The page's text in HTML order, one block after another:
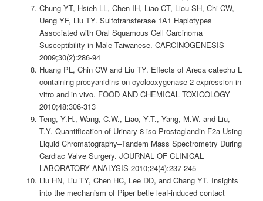
Chung YT, Hsieh LL, Chen IH, Liao CT, Liou SH, Chi CW,
Ueng YF, Liu TY. Sulfotransferase 1A1 Haplotypes
Associated with Oral Squamous Cell Carcinoma
Susceptibility in Male Taiwanese. CARCINOGENESIS
2009;30(2):286-94
Huang PL, Chin CW and Liu TY. Effects of Areca catechu L
containing procyanidins on cyclooxygenase-2 expression in
vitro and in vivo. FOOD AND CHEMICAL TOXICOLOGY
2010;48:306-313
Teng, Y.H., Wang, C.W., Liao, Y.T., Yang, M.W. and Liu,
T.Y. Quantification of Urinary 8-iso-Prostaglandin F2a Using
Liquid Chromatography–Tandem Mass Spectrometry During
Cardiac Valve Surgery. JOURNAL OF CLINICAL
LABORATORY ANALYSIS 2010;24(4):237-245
Liu HN, Liu TY, Chen HC, Lee DD, and Chang YT. Insights
into the mechanism of Piper betle leaf-induced contact